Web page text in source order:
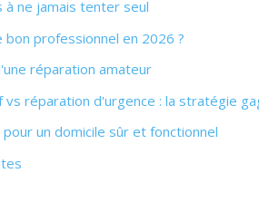
ne jamais tenter seul
bon professionnel en 2026 ?
réparation amateur
réparation d'urgence : la stratégie
un domicile sûr et fonctionnel